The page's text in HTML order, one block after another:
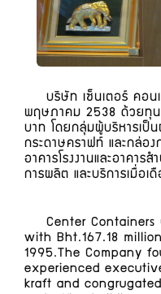
บริษัท เซ็นเตอร์ คอนเ
พฤษภาคม 2538 ด้วยทุน
บาท โดยกลุ่มผู้บริหารเป็
กระดาษคราฟท์ และกล่อง
อาคารโรงงานและอาคาร
การผลิต และบริการเมื่อ
Center Containers
with Bht.167.18
1995.The Company
experienced
kraft and